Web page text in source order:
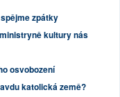
zpátky
kultury nás
osvobození
katolická země?